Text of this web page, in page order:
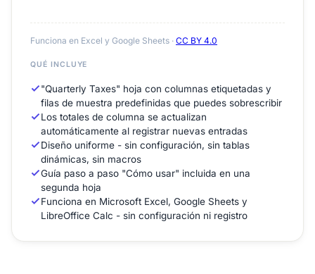
Funciona en Excel y Google Sheets · CC BY 4.0
QUÉ INCLUYE
"Quarterly Taxes" hoja con columnas etiquetadas y
filas de muestra predefinidas que puedes sobrescribir
Los totales de columna se actualizan
automáticamente al registrar nuevas entradas
Diseño uniforme - sin configuración, sin tablas
dinámicas, sin macros
Guía paso a paso "Cómo usar" incluida en una
segunda hoja
Funciona en Microsoft Excel, Google Sheets y
LibreOffice Calc - sin configuración ni registro